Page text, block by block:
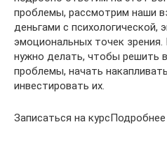
проблемы, рассмотрим наши
деньгами с психологической,
эмоциональных точек
нужно делать, чтобы решить
проблемы, начать
инвестировать их.
Записаться на курсПодробнее